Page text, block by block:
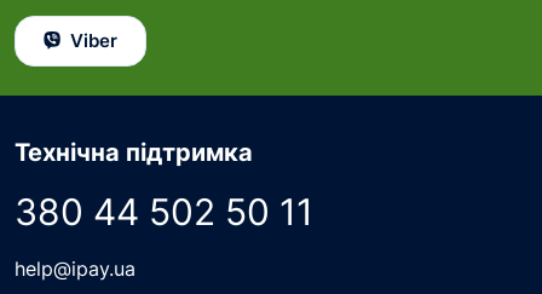
Viber
Технічна підтримка
380 44 502 50 11
help@ipay.ua